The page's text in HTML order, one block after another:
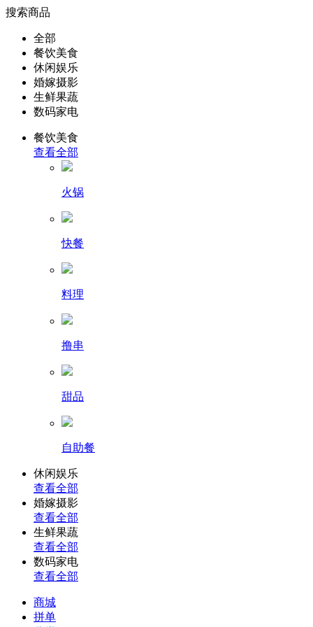
搜索商品
全部
餐饮美食
休闲娱乐
婚嫁摄影
生鲜果蔬
数码家电
餐饮美食
查看全部
火锅
快餐
料理
撸串
甜品
自助餐
休闲娱乐
查看全部
婚嫁摄影
查看全部
生鲜果蔬
查看全部
数码家电
查看全部
商城
拼单